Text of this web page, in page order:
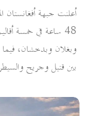
48 ساعة في خمسة
بين قتيل وجريح